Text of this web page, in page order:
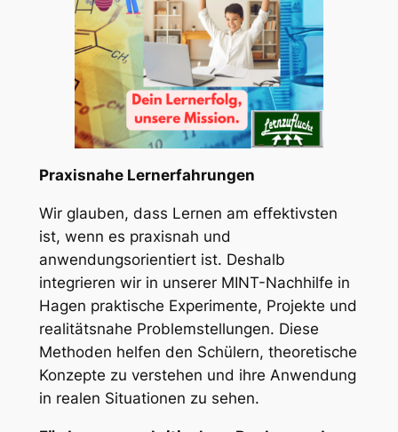
Praxisnahe Lernerfahrungen
Wir glauben, dass Lernen am effektivsten
ist, wenn es praxisnah und
anwendungsorientiert ist. Deshalb
integrieren wir in unserer MINT-Nachhilfe in
Hagen praktische Experimente, Projekte und
realitätsnahe Problemstellungen. Diese
Methoden helfen den Schülern, theoretische
Konzepte zu verstehen und ihre Anwendung
in realen Situationen zu sehen.